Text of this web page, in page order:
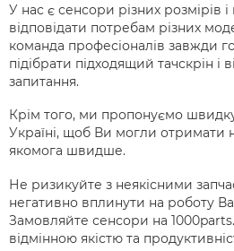
У нас є сенсори різних розмірів
відповідати потребам різних
команда професіоналів завжди
підібрати підходящий тачскрін і
запитання.
Крім того, ми пропонуємо
Україні, щоб Ви могли отримати
якомога швидше.
Не ризикуйте з неякісними
негативно вплинути на роботу
Замовляйте сенсори на
відмінною якістю та